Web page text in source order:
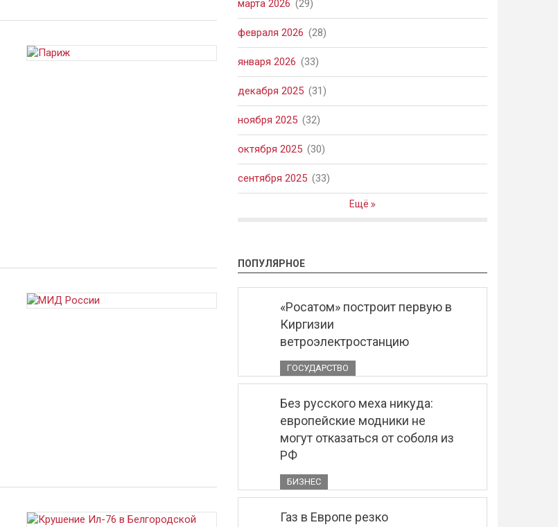
марта 2026 (29)
февраля 2026 (28)
января 2026 (33)
декабря 2025 (31)
ноября 2025 (32)
октября 2025 (30)
сентября 2025 (33)
Ещё
ПОПУЛЯРНОЕ
«Росатом» построит первую в
Киргизии
ветроэлектростанцию
ГОСУДАРСТВО
Без русского меха никуда:
европейские модники не
могут отказаться от соболя из
РФ
БИЗНЕС
Газ в Европе резко